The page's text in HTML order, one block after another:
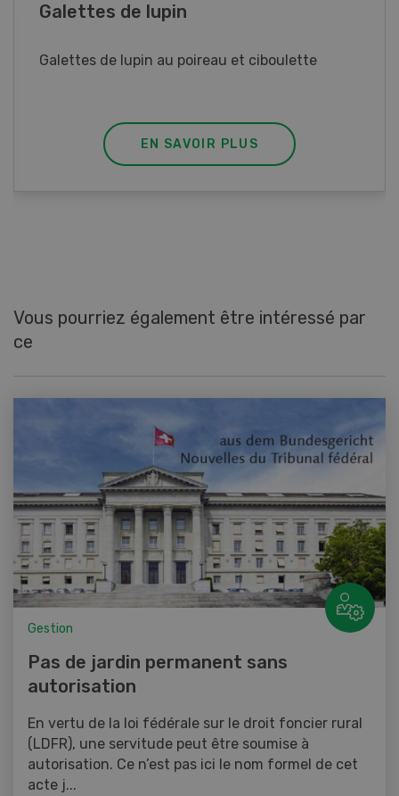
Rouleaux de printemps
Rouleaux de printemps aux poulet
EN SAVOIR PLUS
Vous pourriez également être intéressé par
ce
Gestion
Pas de jardin permanent sans
autorisation
En vertu de la loi fédérale sur le droit foncier rural
(LDFR), une servitude peut être soumise à
autorisation. Ce n’est pas ici le nom formel de cet
acte j...